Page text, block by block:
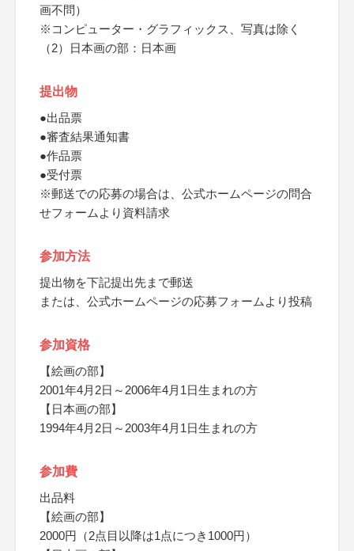
画不問）
※コンピューター・グラフィックス、写真は除く
（2）日本画の部：日本画
提出物
●出品票
●審査結果通知書
●作品票
●受付票
※郵送での応募の場合は、公式ホームページの問合
せフォームより資料請求
参加方法
提出物を下記提出先まで郵送
または、公式ホームページの応募フォームより投稿
参加資格
【絵画の部】
2001年4月2日～2006年4月1日生まれの方
【日本画の部】
1994年4月2日～2003年4月1日生まれの方
参加費
出品料
【絵画の部】
2000円（2点目以降は1点につき1000円）